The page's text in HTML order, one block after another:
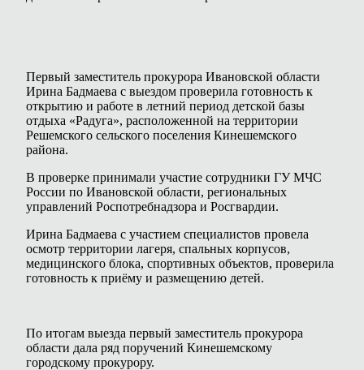
Первый заместитель прокурора Ивановской области
Ирина Бадмаева с выездом проверила готовность к
открытию и работе в летний период детской базы
отдыха «Радуга», расположенной на территории
Решемского сельского поселения Кинешемского
района.
В проверке принимали участие сотрудники ГУ МЧС
России по Ивановской области, региональных
управлений Роспотребнадзора и Росгвардии.
Ирина Бадмаева с участием специалистов провела
осмотр территории лагеря, спальных корпусов,
медицинского блока, спортивных объектов, проверила
готовность к приёму и размещению детей.
По итогам выезда первый заместитель прокурора
области дала ряд поручений Кинешемскому
городскому прокурору.